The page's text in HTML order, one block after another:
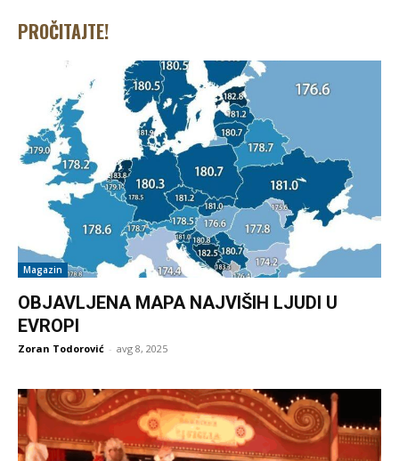
PROČITAJTE!
Magazin
OBJAVLJENA MAPA NAJVIŠIH LJUDI U
EVROPI
Zoran Todorović - avg 8, 2025